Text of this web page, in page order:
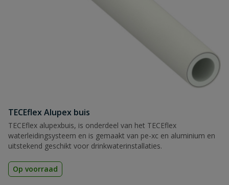
TECEflex Alupex buis
TECEflex alupexbuis, is onderdeel van het TECEflex
waterleidingsysteem en is gemaakt van pe-xc en aluminium en
uitstekend geschikt voor drinkwaterinstallaties.
Op voorraad